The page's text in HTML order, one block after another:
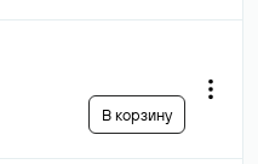
В корзину